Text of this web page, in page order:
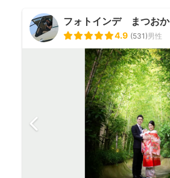
フォトインデ まつおか
4.9 (531)男性